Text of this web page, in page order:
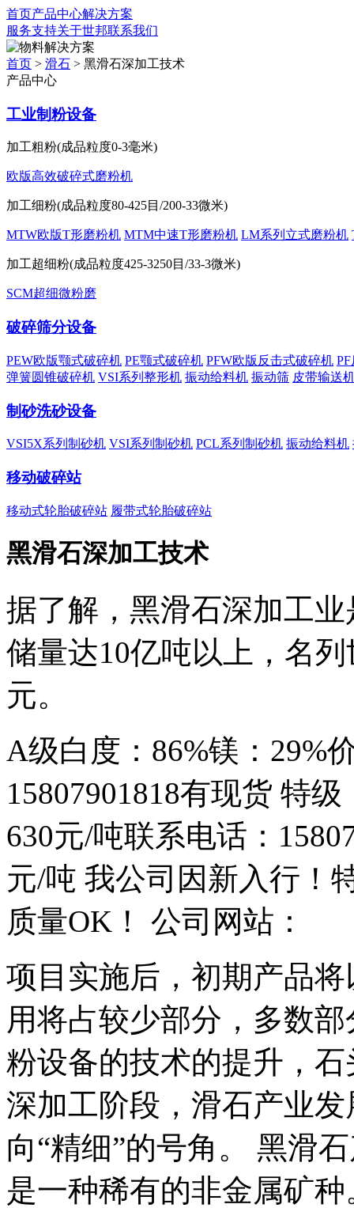
首页产品中心解决方案
服务支持关于世邦联系我们
解决方案
首页 > 滑石 > 黑滑石深加工技术
产品中心
工业制粉设备
加工粗粉(成品粒度0-3毫米)
欧版高效破碎式磨粉机
加工细粉(成品粒度80-425目/200-33微米)
MTW欧版T形磨粉机 MTM中速T形磨粉机 LM系列立式磨粉机
加工超细粉(成品粒度425-3250目/33-3微米)
SCM超细微粉磨
破碎筛分设备
PEW欧版颚式破碎机 PE颚式破碎机 PFW欧版反击式破碎机
弹簧圆锥破碎机 VSI系列整形机 振动给料机 振动筛 皮带输送
制砂洗砂设备
VSI5X系列制砂机 VSI系列制砂机 PCL系列制砂机 振动给料机
移动破碎站
移动式轮胎破碎站 履带式轮胎破碎站
黑滑石深加工技术
据了解，黑滑石深加工
储量达10亿吨以上，名
元。
A级白度：86%镁：29%
15807901818有现货 特
630元/吨联系电话：
元/吨 我公司因新入行！
质量OK！ 公司网站：
项目实施后，初期产品
用将占较少部分，多数
粉设备的技术的提升，
深加工阶段，滑石产业
向“精细”的号角。 黑滑
是一种稀有的非金属矿